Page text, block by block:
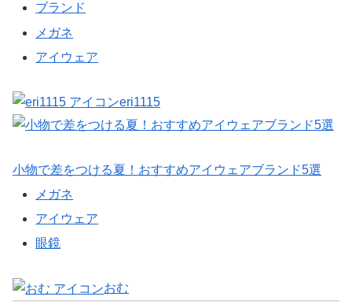
ブランド
メガネ
アイウェア
eri1115
小物で差をつける夏！おすすめアイウェアブランド5選
メガネ
アイウェア
眼鏡
おむ